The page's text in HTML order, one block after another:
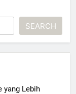
SEARCH
yang Lebih